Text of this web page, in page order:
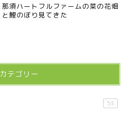
那須ハートフルファームの菜の花畑
と鯉のぼり見てきた
カテゴリー
53